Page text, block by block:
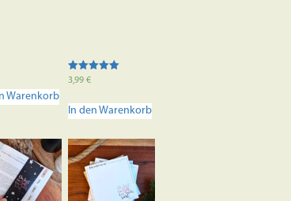
Warenkorb
Bewertet mit
3,99€
In den Warenkorb